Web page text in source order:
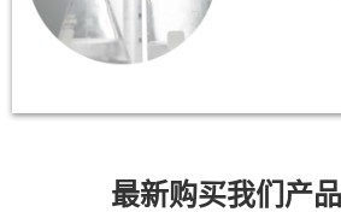
最新购买我们产